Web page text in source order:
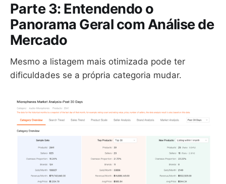
Parte 3: Entendendo o
Panorama Geral com Análise de
Mercado
Mesmo a listagem mais otimizada pode ter
dificuldades se a própria categoria mudar.